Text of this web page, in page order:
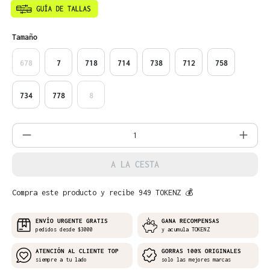
Seleccione
Tamaño
678 7 718 714 738 712 758
734 778 8
Cantidad del producto: introduce la
A LA CESTA
Compra este producto y recibe 949 TOKENZ 💰
ENVÍO URGENTE GRATIS
pedidos desde $3000
GANA RECOMPENSAS
y acumula TOKENZ
ATENCIÓN AL CLIENTE TOP
siempre a tu lado
GORRAS 100% ORIGINALES
solo las mejores marcas